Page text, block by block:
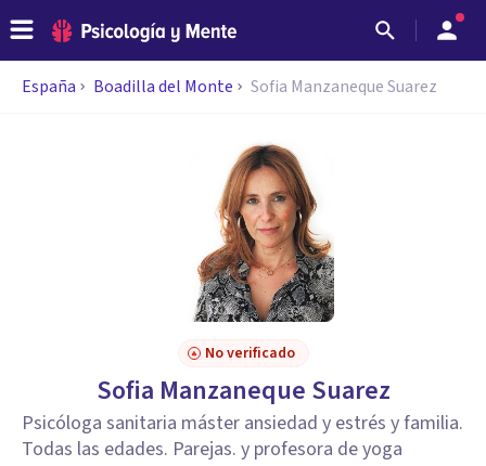
España Boadilla del Monte Sofia Manzaneque Suarez
No verificado
Sofia Manzaneque Suarez
Psicóloga sanitaria máster ansiedad y estrés y familia.
Todas las edades. Parejas. y profesora de yoga